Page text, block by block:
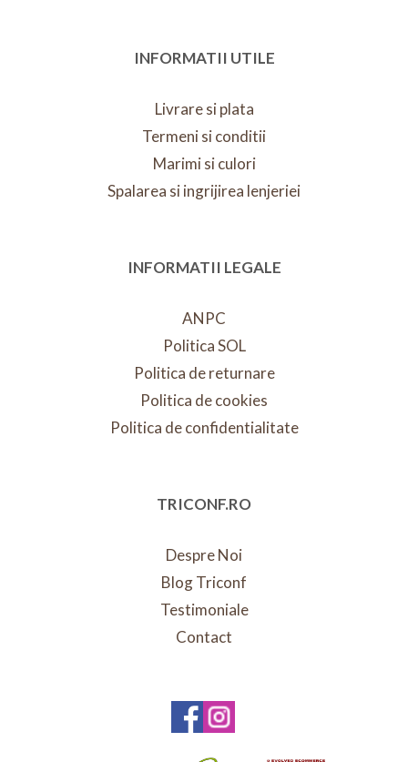
INFORMATII UTILE
Livrare si plata
Termeni si conditii
Marimi si culori
Spalarea si ingrijirea lenjeriei
INFORMATII LEGALE
ANPC
Politica SOL
Politica de returnare
Politica de cookies
Politica de confidentialitate
TRICONF.RO
Despre Noi
Blog Triconf
Testimoniale
Contact